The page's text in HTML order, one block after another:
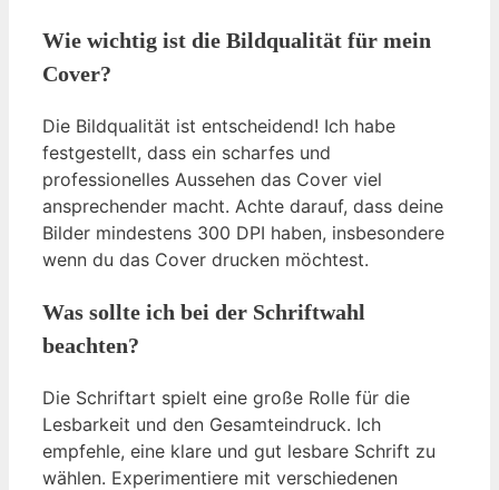
Wie wichtig ist die Bildqualität für mein
Cover?
Die Bildqualität ist entscheidend! Ich habe
festgestellt, dass ein scharfes und
professionelles Aussehen das Cover viel
ansprechender macht. Achte darauf, dass deine
Bilder mindestens 300 DPI haben, insbesondere
wenn du das Cover drucken möchtest.
Was sollte ich bei der Schriftwahl
beachten?
Die Schriftart spielt eine große Rolle für die
Lesbarkeit und den Gesamteindruck. Ich
empfehle, eine klare und gut lesbare Schrift zu
wählen. Experimentiere mit verschiedenen